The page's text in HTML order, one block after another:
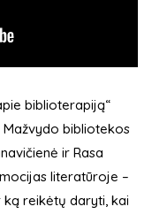
biblioterapiją“
bibliotekos
ir Rasa
literatūroje –
reikėtų daryti, kai